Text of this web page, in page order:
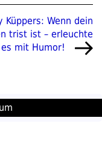
Küppers: Wenn dein
trist ist – erleuchte
es mit Humor!